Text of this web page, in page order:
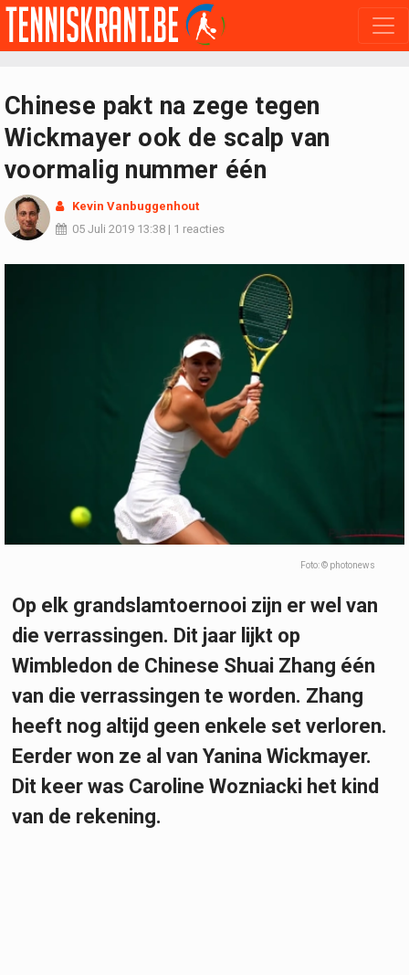
Chinese pakt na zege tegen
Wickmayer ook de scalp van
voormalig nummer één
Kevin Vanbuggenhout
05 Juli 2019 13:38 | 1 reacties
Foto: © photonews
Op elk grandslamtoernooi zijn er wel van
die verrassingen. Dit jaar lijkt op
Wimbledon de Chinese Shuai Zhang één
van die verrassingen te worden. Zhang
heeft nog altijd geen enkele set verloren.
Eerder won ze al van Yanina Wickmayer.
Dit keer was Caroline Wozniacki het kind
van de rekening.